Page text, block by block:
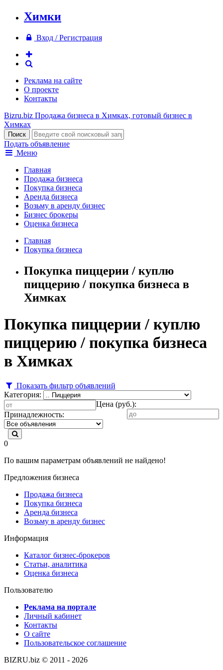
Химки
Вход / Регистрация
Реклама на сайте
О проекте
Контакты
Bizru.biz Продажа бизнеса в Химках, готовый бизнес в
Химках
Подать объявление
Меню
Главная
Продажа бизнеса
Покупка бизнеса
Аренда бизнеса
Возьму в аренду бизнес
Бизнес брокеры
Оценка бизнеса
Главная
Покупка бизнеса
Покупка пиццерии / куплю
пиццерию / покупка бизнеса в
Химках
Покупка пиццерии / куплю
пиццерию / покупка бизнеса
в Химках
Показать фильтр объявлений
Категория:
Цена (руб.):
Принадлежность:
0
По вашим параметрам объявлений не найдено!
Предложения бизнеса
Продажа бизнеса
Покупка бизнеса
Аренда бизнеса
Возьму в аренду бизнес
Информация
Каталог бизнес-брокеров
Статьи, аналитика
Оценка бизнеса
Пользователю
Реклама на портале
Личный кабинет
Контакты
О сайте
Пользовательское соглашение
BIZRU.biz © 2011 - 2026